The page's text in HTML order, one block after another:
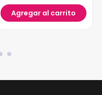
Agregar al carrito